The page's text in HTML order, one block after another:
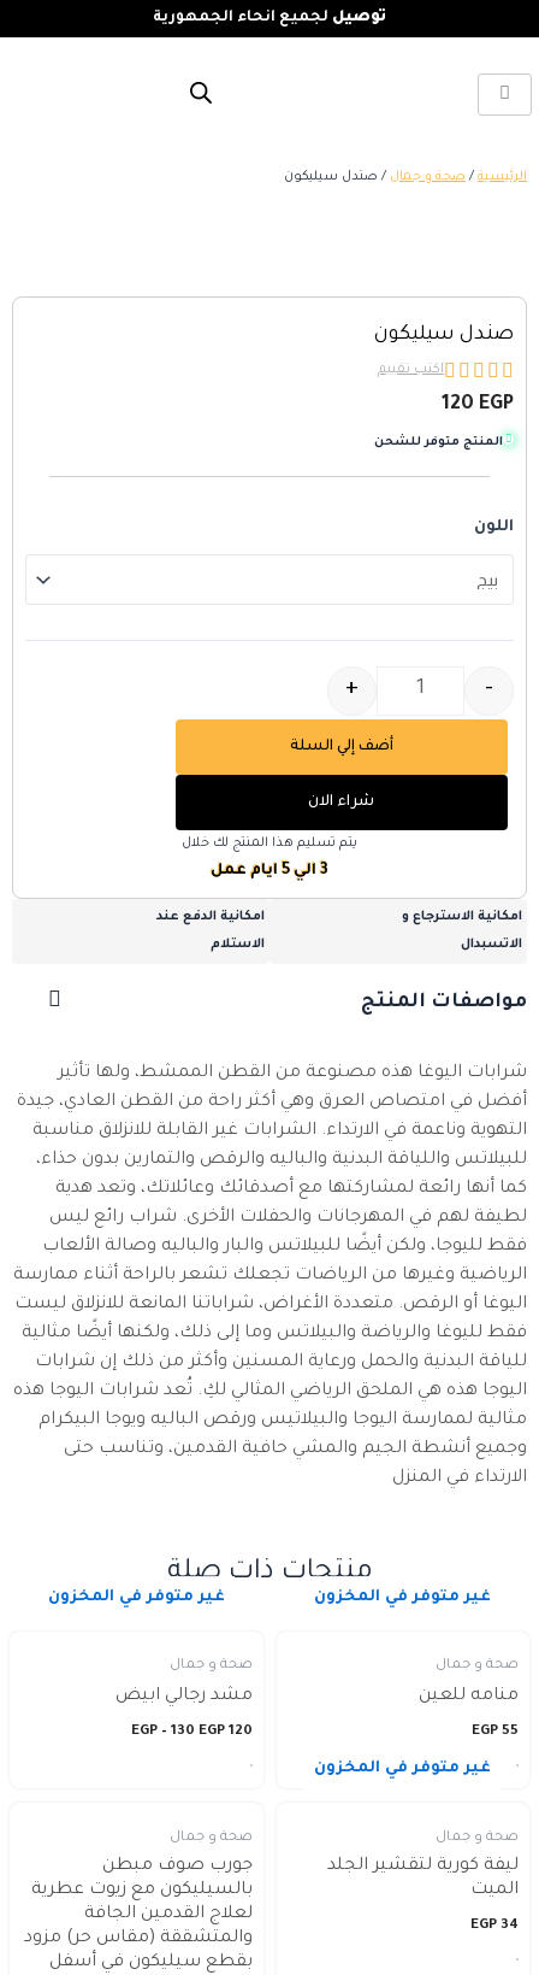
توصيل لجميع انحاء الجمهورية
الرئيسية / صحة و جمال / صندل سيليكون
صندل سيليكون




اكتب تقييم
120 EGP
المنتج متوفر للشحن
اللون
-
+
أضف إلي السلة
شراء الان
يتم تسليم هذا المنتج لك خلال
3 الي 5 ايام عمل
امكانية الاسترجاع و
الاتسبدال
امكانية الدفع عند
الاستلام
مواصفات المنتج
شرابات اليوغا هذه مصنوعة من القطن الممشط، ولها تأثير
أفضل في امتصاص العرق وهي أكثر راحة من القطن العادي، جيدة
التهوية وناعمة في الارتداء. الشرابات غير القابلة للانزلاق مناسبة
للبيلاتس واللياقة البدنية والباليه والرقص والتمارين بدون حذاء،
كما أنها رائعة لمشاركتها مع أصدقائك وعائلاتك، وتعد هدية
لطيفة لهم في المهرجانات والحفلات الأخرى. شراب رائع ليس
فقط لليوجا، ولكن أيضًا للبيلاتس والبار والباليه وصالة الألعاب
الرياضية وغيرها من الرياضات تجعلك تشعر بالراحة أثناء ممارسة
اليوغا أو الرقص. متعددة الأغراض، شراباتنا المانعة للانزلاق ليست
فقط لليوغا والرياضة والبيلاتس وما إلى ذلك، ولكنها أيضًا مثالية
للياقة البدنية والحمل ورعاية المسنين وأكثر من ذلك إن شرابات
اليوجا هذه هي الملحق الرياضي المثالي لكِ. تُعد شرابات اليوجا هذه
مثالية لممارسة اليوجا والبيلاتيس ورقص الباليه ويوجا البيكرام
وجميع أنشطة الجيم والمشي حافية القدمين، وتناسب حتى
الارتداء في المنزل
منتجات ذات صلة
غير متوفر في المخزون
صحة و جمال
منامه للعين
55
EGP
غير متوفر في المخزون
صحة و جمال
مشد رجالي ابيض
120
EGP– 130 EGP
غير متوفر في المخزون
صحة و جمال
ليفة كورية لتقشير الجلد
الميت
34
EGP
صحة و جمال
جورب صوف مبطن
بالسيليكون مع زيوت عطرية
لعلاج القدمين الجافة
والمتشققة (مقاس حر) مزود
بقطع سيليكون في أسفل